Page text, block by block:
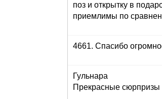
поз и открытку в
приемлимы по
4661. Спасибо
Гульнара
Прекрасные сюрпризы